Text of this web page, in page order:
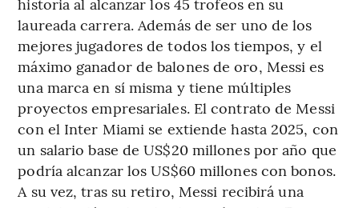
laureada carrera. Además de ser uno de los
mejores jugadores de todos los tiempos, y el
máximo ganador de balones de oro, Messi es
una marca en sí misma y tiene múltiples
proyectos empresariales. El contrato de Messi
con el Inter Miami se extiende hasta 2025, con
un salario base de US$20 millones por año que
podría alcanzar los US$60 millones con bonos.
A su vez, tras su retiro, Messi recibirá una